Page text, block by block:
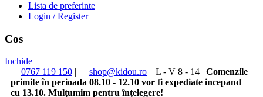
Lista de preferinte
Login / Register
Cos
Inchide
0767 119 150 | shop@kidou.ro | L - V 8 - 14 | Comenzile
primite în perioada 08.10 - 12.10 vor fi expediate incepand
cu 13.10. Mulțumim pentru înțelegere!